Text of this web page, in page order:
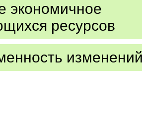
экономичное
ресурсов
изменений